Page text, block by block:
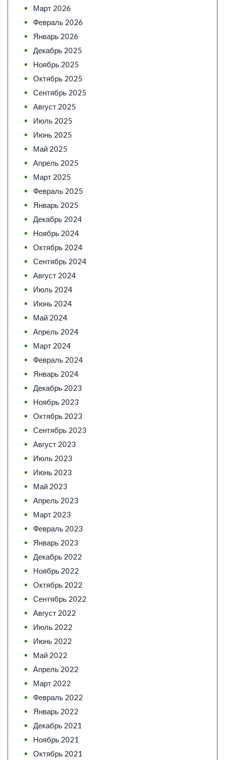
Март 2026
Февраль 2026
Январь 2026
Декабрь 2025
Ноябрь 2025
Октябрь 2025
Сентябрь 2025
Август 2025
Июль 2025
Июнь 2025
Май 2025
Апрель 2025
Март 2025
Февраль 2025
Январь 2025
Декабрь 2024
Ноябрь 2024
Октябрь 2024
Сентябрь 2024
Август 2024
Июль 2024
Июнь 2024
Май 2024
Апрель 2024
Март 2024
Февраль 2024
Январь 2024
Декабрь 2023
Ноябрь 2023
Октябрь 2023
Сентябрь 2023
Август 2023
Июль 2023
Июнь 2023
Май 2023
Апрель 2023
Март 2023
Февраль 2023
Январь 2023
Декабрь 2022
Ноябрь 2022
Октябрь 2022
Сентябрь 2022
Август 2022
Июль 2022
Июнь 2022
Май 2022
Апрель 2022
Март 2022
Февраль 2022
Январь 2022
Декабрь 2021
Ноябрь 2021
Октябрь 2021